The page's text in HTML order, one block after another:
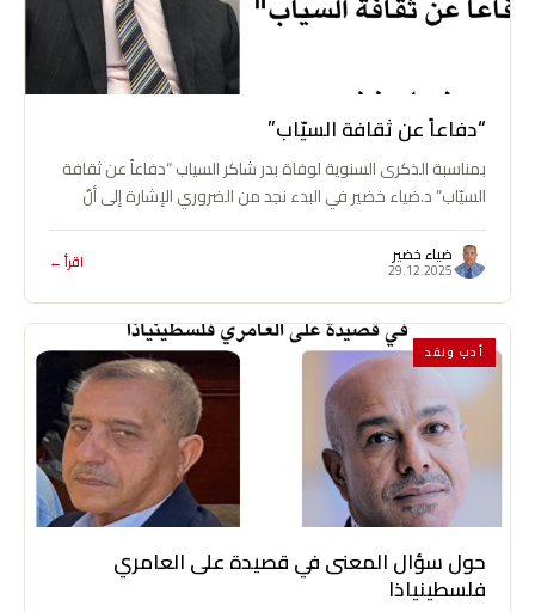
“دفاعاً عن ثقافة السيّاب”
بمناسبة الذكرى السنوية لوفاة بدر شاكر السياب “دفاعاً عن ثقافة
السيّاب” د.ضياء خضير في البدء نجد من الضروري الإشارة إلى أنّ
كثيراً…
ضياء خضير
29.12.2025 اقرأ ←
أدب ونقد
حول سؤال المعنى في قصيدة على العامري
فلسطينياذا